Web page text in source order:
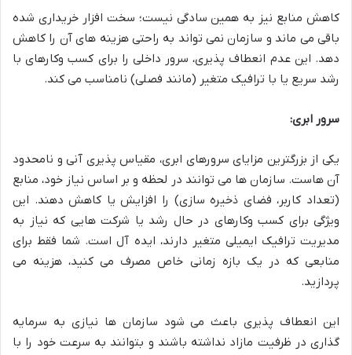
کاهش منابع نیز به همین سادگی نیست؛ سخت افزار خریداری شده
باقی می ماند و سازمان نمی تواند به راحتی هزینه های آن را کاهش
دهد. این عدم انعطاف پذیری، سرور داخلی را برای کسب وکارهای با
رشد سریع یا با ترافیک متغیر (مانند فصلی) نامناسب می کند.
سرور ابری:
یکی از بزرگترین مزایای سرورهای ابری، مقیاس پذیری آنی و نامحدود
آن هاست. سازمان ها می توانند در لحظه و بر اساس نیاز خود، منابع
(تعداد کاربر، فضای ذخیره سازی) را افزایش یا کاهش دهند. این
ویژگی برای کسب وکارهای در حال رشد یا شرکت هایی که نیاز به
مدیریت ترافیک ایمیلی متغیر دارند، ایده آل است. شما فقط برای
منابعی که در یک بازه زمانی خاص مصرف می کنید، هزینه می
پردازید.
این انعطاف پذیری باعث می شود سازمان ها نیازی به سرمایه
گذاری در ظرفیت مازاد نداشته باشند و بتوانند به سرعت خود را با